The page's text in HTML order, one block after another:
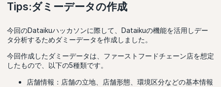
Tips:ダミーデータの作成
今回のDataikuハッカソンに際して、Dataikuの機能を活用しデー
タ分析するためダミーデータを作成しました。
今回作成したダミーデータは、ファーストフードチェーン店を想定
したもので、以下の5種類です。
店舗情報：店舗の立地、店舗形態、環境区分などの基本情報